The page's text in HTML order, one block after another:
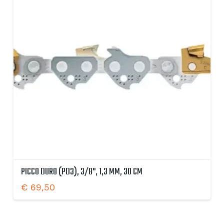
PICCO DURO (PD3), 3/8", 1,3 MM, 30 CM
€ 69,50